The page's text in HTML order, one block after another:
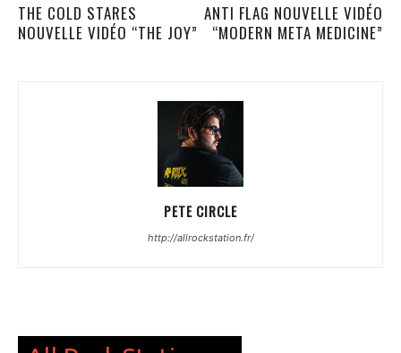
THE COLD STARES
NOUVELLE VIDÉO “THE JOY”
ANTI FLAG NOUVELLE VIDÉO
“MODERN META MEDICINE”
PETE CIRCLE
http://allrockstation.fr/